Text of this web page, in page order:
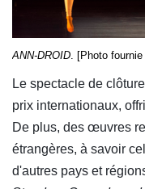
ANN-DROID . [Photo
Le spectacle de
prix internationaux,
De plus, des œuvres
étrangères, à savoir
d'autres pays et